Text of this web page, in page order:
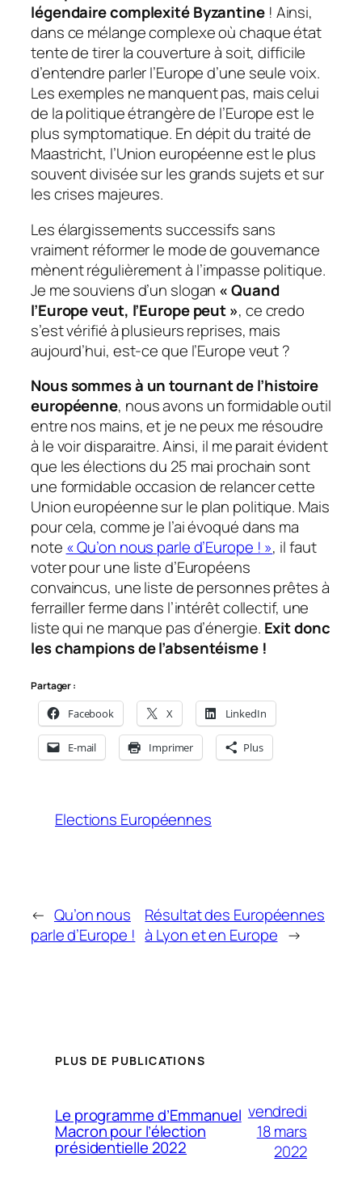
légendaire complexité Byzantine! Ainsi,
dans ce mélange complexe où chaque état
tente de tirer la couverture à soit, difficile
d’entendre parler l’Europe d’une seule voix.
Les exemples ne manquent pas, mais celui
de la politique étrangère de l’Europe est le
plus symptomatique. En dépit du traité de
Maastricht, l’Union européenne est le plus
souvent divisée sur les grands sujets et sur
les crises majeures.
Les élargissements successifs sans
vraiment réformer le mode de gouvernance
mènent régulièrement à l’impasse politique.
Je me souviens d’un slogan « Quand
l’Europe veut, l’Europe peut », ce credo
s’est vérifié à plusieurs reprises, mais
aujourd’hui, est-ce que l’Europe veut ?
Nous sommes à un tournant de l’histoire
européenne, nous avons un formidable outil
entre nos mains, et je ne peux me résoudre
à le voir disparaitre. Ainsi, il me parait évident
que les élections du 25 mai prochain sont
une formidable occasion de relancer cette
Union européenne sur le plan politique. Mais
pour cela, comme je l’ai évoqué dans ma
note « Qu’on nous parle d’Europe ! », il faut
voter pour une liste d’Européens
convaincus, une liste de personnes prêtes à
ferrailler ferme dans l’intérêt collectif, une
liste qui ne manque pas d’énergie. Exit donc
les champions de l’absentéisme !
Partager :
Facebook X LinkedIn
E-mail Imprimer Plus
Elections Européennes
← Qu’on nous
parle d’Europe !
Résultat des Européennes
à Lyon et en Europe →
PLUS DE PUBLICATIONS
Le programme d’Emmanuel
Macron pour l’élection
présidentielle 2022
vendredi
18 mars
2022